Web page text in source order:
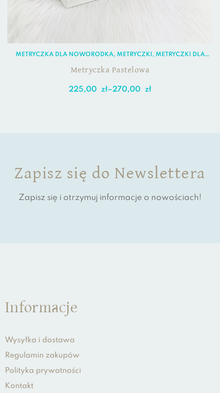
METRYCZKA DLA NOWORODKA, METRYCZKI , METRYCZKI DLA
Metryczka Pastelowa
225,00 zł–270,00 zł
Zapisz się do Newslettera
Zapisz się i otrzymuj informacje o nowościach!
Informacje
Wysyłka i dostawa
Regulamin zakupów
Polityka prywatności
Kontakt